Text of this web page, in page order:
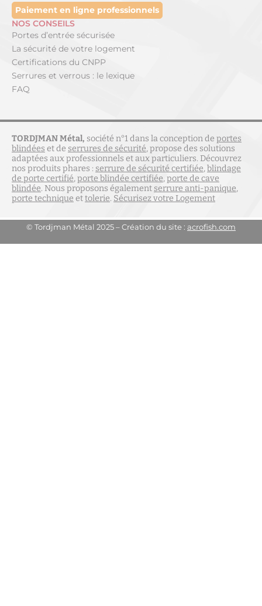
Paiement en ligne professionnels
NOS CONSEILS
Portes d’entrée sécurisée
La sécurité de votre logement
Certifications du CNPP
Serrures et verrous : le lexique
FAQ
TORDJMAN Métal, société n°1 dans la conception de portes
blindées et de serrures de sécurité, propose des solutions
adaptées aux professionnels et aux particuliers. Découvrez
nos produits phares : serrure de sécurité certifiée,blindage
de porte certifié,porte blindée certifiée,porte de cave
blindée. Nous proposons également serrure anti-panique,
porte technique ettolerie. Sécurisez votre Logement
© Tordjman Métal 2025 – Création du site : acrofish.com